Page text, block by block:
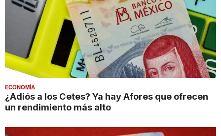
ECONOMÍA
¿Adiós a los Cetes? Ya hay Afores que ofrecen
un rendimiento más alto